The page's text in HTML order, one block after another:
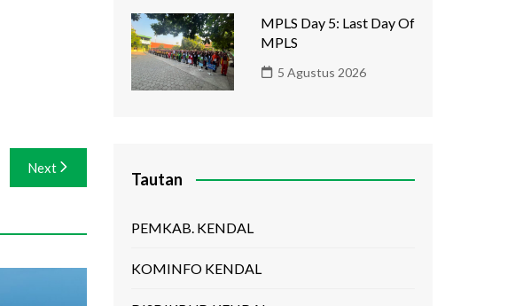
Next
MPLS Day 5: Last Day Of
MPLS
5 Agustus 2026
Tautan
PEMKAB. KENDAL
KOMINFO KENDAL